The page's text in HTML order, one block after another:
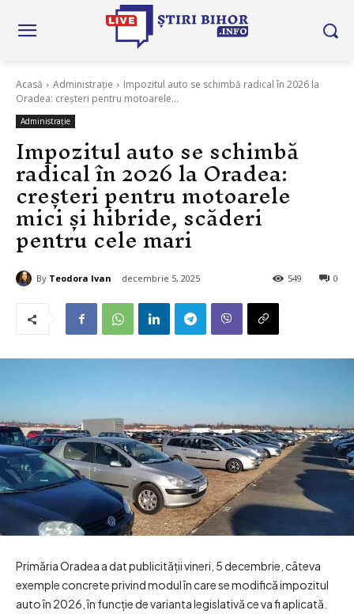
Acasă Administrație
Impozitul auto se schimbă radical în 2026 la
Oradea: creșteri pentru motoarele...
Administrație
Impozitul auto se schimbă
radical în 2026 la Oradea:
creșteri pentru motoarele
mici și hibride, scăderi
pentru cele mari
By Teodora Ivan decembrie 5, 2025 0
549
Primăria Oradea a dat publicității vineri, 5 decembrie, câteva
exemple concrete privind modul în care se modifică impozitul
auto în 2026, în funcție de varianta legislativă ce va fi aplicată.